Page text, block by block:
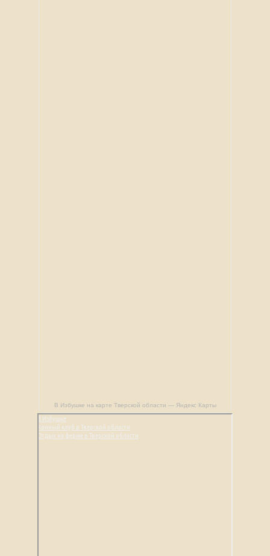
В Избушке на карте Тверской области — Яндекс Карты
В Избушке
Конный клуб в Тверской области
Отдых на ферме в Тверской области